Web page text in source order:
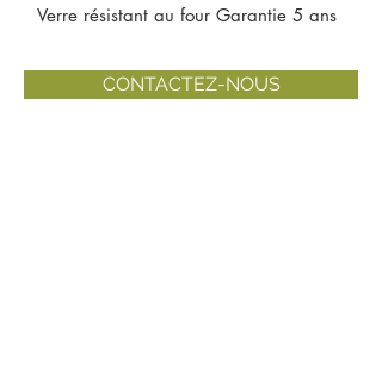
Verre résistant au four Garantie 5 ans
CONTACTEZ-NOUS